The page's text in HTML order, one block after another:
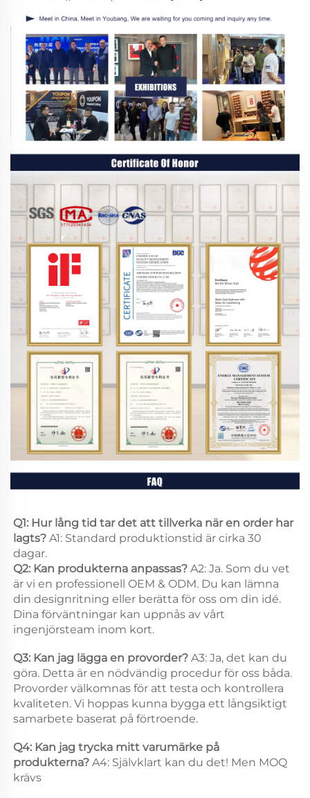
Q1: Hur lång tid tar det att tillverka när en order har
lagts? A1: Standard produktionstid är cirka 30
dagar.
Q2: Kan produkterna anpassas? A2: Ja. Som du vet
är vi en professionell OEM & ODM. Du kan lämna
din designritning eller berätta för oss om din idé.
Dina förväntningar kan uppnås av vårt
ingenjörsteam inom kort.
Q3: Kan jag lägga en provorder? A3: Ja, det kan du
göra. Detta är en nödvändig procedur för oss båda.
Provorder välkomnas för att testa och kontrollera
kvaliteten. Vi hoppas kunna bygga ett långsiktigt
samarbete baserat på förtroende.
Q4: Kan jag trycka mitt varumärke på
produkterna? A4: Självklart kan du det! Men MOQ
krävs